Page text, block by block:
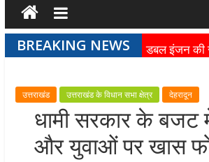
BREAKING NEWS
डबल इंजन की
रहा है: मुख्यमंत्री
मुख्यमंत्री
लेकर कांवड़
शिवभक्तों पर
उत्तराखंड उत्तराखंड के विधान सभा क्षेत्र देहरादून
धामी सरकार के बजट
और युवाओं पर खास